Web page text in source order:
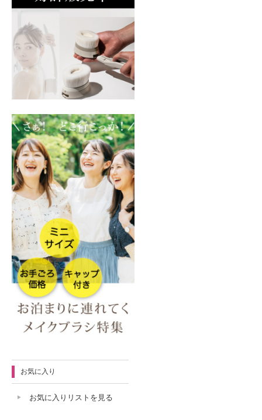
お気に入り
お気に入りリストを見る